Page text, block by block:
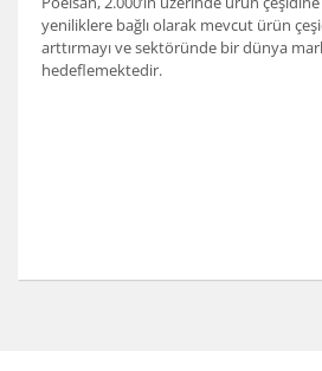
yeniliklere bağlı olarak mevcut ürün
arttırmayı ve sektöründe bir dünya
hedeflemektedir.